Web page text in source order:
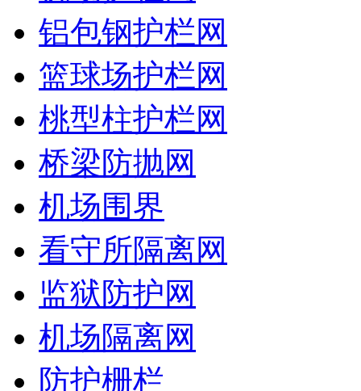
铝包钢护栏网
篮球场护栏网
桃型柱护栏网
桥梁防抛网
机场围界
看守所隔离网
监狱防护网
机场隔离网
防护栅栏